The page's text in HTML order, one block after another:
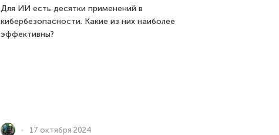
Для ИИ есть десятки применений в
кибербезопасности. Какие из них наиболее
эффективны?
17 октября 2024